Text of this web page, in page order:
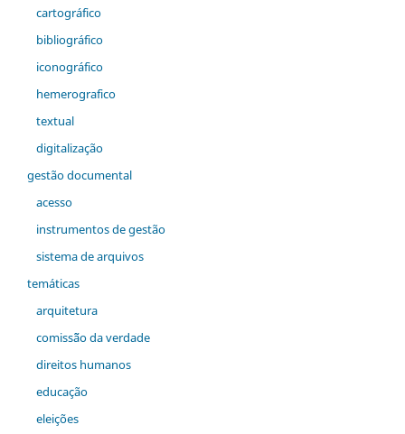
cartográfico
bibliográfico
iconográfico
hemerografico
textual
digitalização
gestão documental
acesso
instrumentos de gestão
sistema de arquivos
temáticas
arquitetura
comiss˜ão da verdade
direitos humanos
educação
eleições